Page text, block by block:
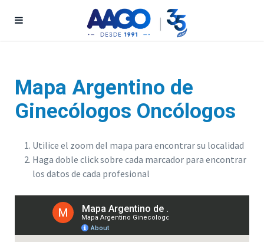
Mapa Argentino de
Ginecólogos Oncólogos
Utilice el zoom del mapa para encontrar su localidad
Haga doble click sobre cada marcador para encontrar
los datos de cada profesional